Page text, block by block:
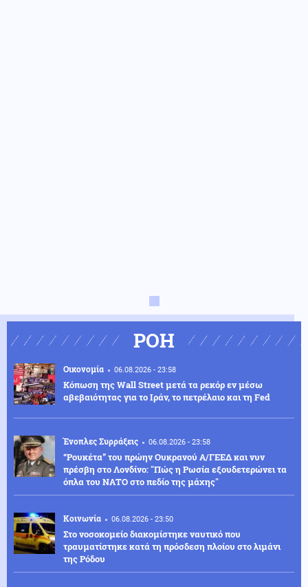
ΡΟΗ
Οικονομία 06.08.2026 - 23:58
Κόπωση της Wall Street μετά τα ρεκόρ εν μέσω
αβεβαιότητας για το Ιράν, το πετρέλαιο και τη Fed
Ένοπλες Συρράξεις 06.08.2026 - 23:58
“Ρουκέτα” του πρώην Ουκρανού Α/ΓΕΕΔ και νυν
πρέσβη στο Λονδίνο: "Πώς η Ρωσία εξουδετερώνει τα
όπλα του ΝΑΤΟ στο πεδίο της μάχης"
Κοινωνία 06.08.2026 - 23:50
Στο νοσοκομείο διακομίστηκε ναυτικό που
τραυματίστηκε κατά τη πρόσδεση πλοίου στο λιμάνι
της Ρόδου